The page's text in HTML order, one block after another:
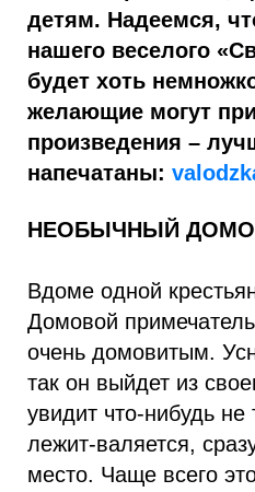
детям. Надеемся,
нашего веселого
будет хоть
желающие могут
произведения –
напечатаны:
НЕОБЫЧНЫЙ
Bдоме одной
Домовой
очень домовитым.
так он выйдет из
увидит что-нибудь не
лежит-валяется,
место. Чаще всего